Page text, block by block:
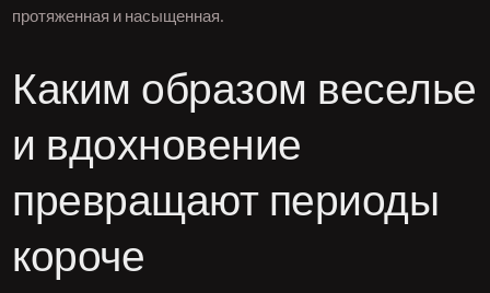
протяженная и насыщенная.
Каким образом веселье
и вдохновение
превращают периоды
короче